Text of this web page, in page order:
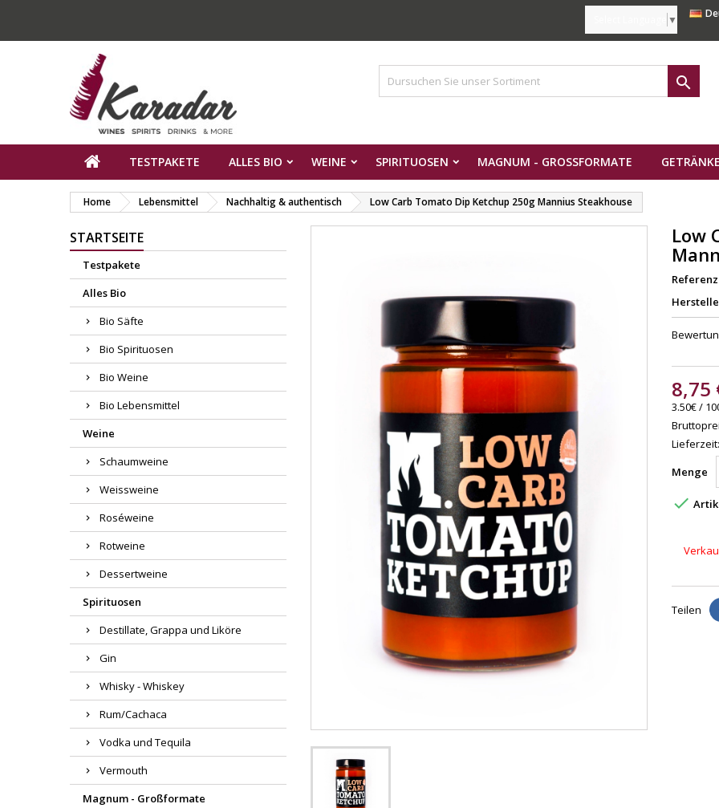
▼

TESTPAKETE ALLES BIO WEINE SPIRITUOSEN MAGNUM - GROSSFORMATE
Home Lebensmittel Nachhaltig & authentisch Low Carb Tomato Dip Ketchup 250g Mannius Steakhouse
STARTSEITE
Testpakete
Alles Bio
Bio Säfte
Bio Spirituosen
Bio Weine
Bio Lebensmittel
Weine
Schaumweine
Weissweine
Roséweine
Rotweine
Dessertweine
Spirituosen
Destillate, Grappa und Liköre
Gin
Whisky - Whiskey
Rum/Cachaca
Vodka und Tequila
Vermouth
Magnum - Großformate
Low
Referenz
8,75
3.50€ /
Menge

Teilen